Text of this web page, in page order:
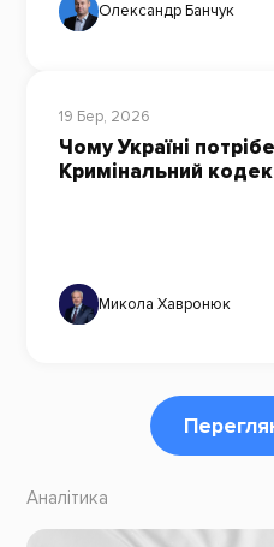
Олександр Банчук
19 Бер, 2026
Чому Україні
Кримінальний
Микола Хавронюк
Аналітика